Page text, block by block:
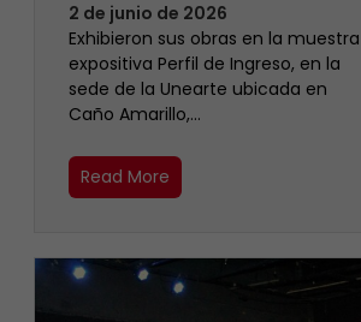
2 de junio de 2026
Exhibieron sus obras en la muestra
expositiva Perfil de Ingreso, en la
sede de la Unearte ubicada en
Caño Amarillo,…
Read More